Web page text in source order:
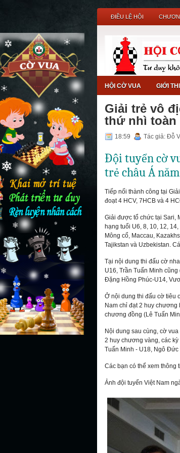
ĐIỀU LỆ HỘI
HỘI CỜ VUA GIỚI
Giải trẻ vô
thứ nhì toàn
18:59 Tác giả: Đỗ
Đội tuyển cờ
trẻ châu Á
Tiếp nối thành công tại
đoạt 4 HCV, 7HCB và 4
Giải được tổ chức tại Sari,
hạng tuổi U6, 8, 10, 12,
Mông cổ, Maccau,
Tajikstan và Uzbekistan.
Tại nội dung thi đấu cờ
U16, Trần Tuấn Minh
Đặng Hồng Phúc-U14,
Ở nội dung thi đấu cờ tiêu
Nam chỉ đạt 2 huy
chương đồng (Lê Tuấn
Nội dung sau cùng, cờ
2 huy chương vàng, các
Tuấn Minh - U18, Ngô
Các bạn có thể xem thông
Ảnh đội tuyển Việt Nam